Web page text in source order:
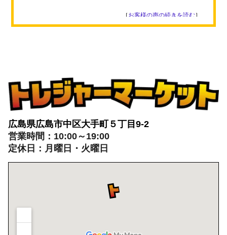
［ お客様の声の続きを読む］
広島県広島市中区大手町５丁目9-2
営業時間：10:00～19:00
定休日：月曜日・火曜日